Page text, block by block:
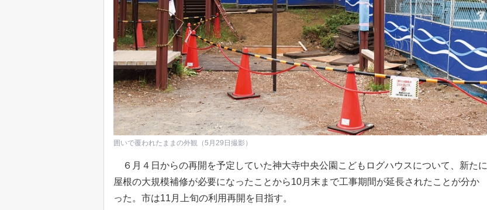
囲いで覆われたままの外観（5月29日撮影）
６月４日からの再開を予定していた神大寺中央公園こどもログハウスについて、新たに
屋根の大規模補修が必要になったことから10月末まで工事期間が延長されたことが分か
った。市は11月上旬の利用再開を目指す。